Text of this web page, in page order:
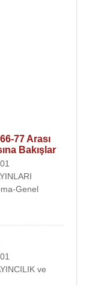
77 Arası
Bakışlar
Genel
ve